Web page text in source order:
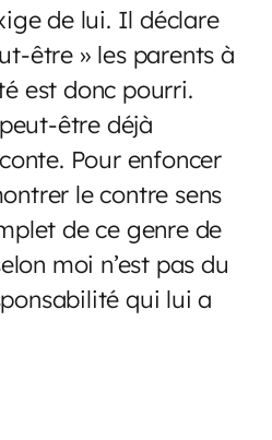
de lui. Il déclare
être » les parents à
est donc pourri.
être déjà
Pour enfoncer
le contre sens
de ce genre de
moi n’est pas du
qui lui a